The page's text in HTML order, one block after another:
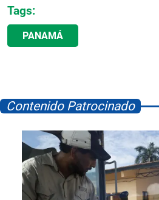
Tags:
PANAMÁ
Contenido Patrocinado